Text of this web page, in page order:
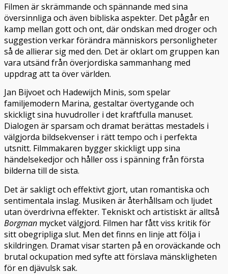
Filmen är skrämmande och spännande med sina
översinnliga och även bibliska aspekter. Det pågår en
kamp mellan gott och ont, där ondskan med droger och
suggestion verkar förändra människors personligheter
så de allierar sig med den. Det är oklart om gruppen kan
vara utsänd från överjordiska sammanhang med
uppdrag att ta över världen.
Jan Bijvoet och Hadewijch Minis, som spelar
familjemodern Marina, gestaltar övertygande och
skickligt sina huvudroller i det kraftfulla manuset.
Dialogen är sparsam och dramat berättas mestadels i
välgjorda bildsekvenser i rätt tempo och i perfekta
utsnitt. Filmmakaren bygger skickligt upp sina
händelsekedjor och håller oss i spänning från första
bilderna till de sista.
Det är sakligt och effektivt gjort, utan romantiska och
sentimentala inslag. Musiken är återhållsam och ljudet
utan överdrivna effekter. Tekniskt och artistiskt är alltså
Borgman mycket välgjord. Filmen har fått viss kritik för
sitt obegripliga slut. Men det finns en linje att följa i
skildringen. Dramat visar starten på en oroväckande och
brutal ockupation med syfte att förslava mänskligheten
för en djävulsk sak.